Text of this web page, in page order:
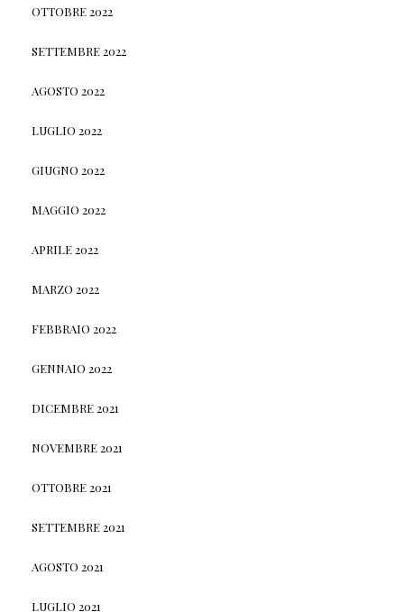
OTTOBRE 2022
SETTEMBRE 2022
AGOSTO 2022
LUGLIO 2022
GIUGNO 2022
MAGGIO 2022
APRILE 2022
MARZO 2022
FEBBRAIO 2022
GENNAIO 2022
DICEMBRE 2021
NOVEMBRE 2021
OTTOBRE 2021
SETTEMBRE 2021
AGOSTO 2021
LUGLIO 2021